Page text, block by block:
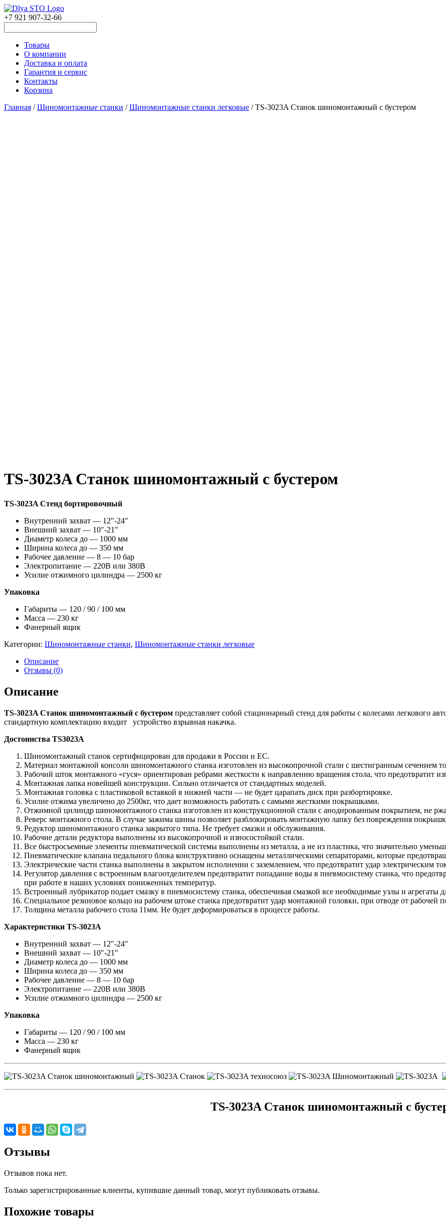
+7 921 907-32-66
Товары
О компании
Доставка и оплата
Гарантия и сервис
Контакты
Корзина
Главная /Шиномонтажные станки /Шиномонтажные станки легковые / TS-3023A Станок шиномонтажный с бустером
TS-3023A Станок шиномонтажный с бустером
TS-3023A Стенд бортировочный
Внутренний захват — 12″-24″
Внешний захват — 10″-21″
Диаметр колеса до — 1000 мм
Ширина колеса до — 350 мм
Рабочее давление — 8 — 10 бар
Электропитание — 220В или 380В
Усилие отжимного цилиндра — 2500 кг
Упаковка
Габариты — 120 / 90 / 100 мм
Масса — 230 кг
Фанерный ящик
Категории: Шиномонтажные станки, Шиномонтажные станки легковые
Описание
Отзывы (0)
Описание
TS-3023A Станок шиномонтажный с бустером представляет собой стационарный стенд для работы с колесами легкового
стандартную комплектацию входит устройство взрывная накачка.
Достоинства TS3023A
Шиномонтажный станок сертифицирован для продажи в России и ЕС.
Материал монтажной консоли шиномонтажного станка изготовлен из высокопрочной стали с шестигранным сечением
Рабочий шток монтажного «гуся» ориентирован ребрами жесткости к направлению вращения стола, что предотвратит
Монтажная лапка новейшей конструкции. Сильно отличается от стандартных моделей.
Монтажная головка с пластиковой вставкой в нижней части — не будет царапать диск при разбортировке.
Усилие отжима увеличено до 2500кг, что дает возможность работать с самыми жесткими покрышками.
Отжимной цилиндр шиномонтажного станка изготовлен из конструкционной стали с анодированным покрытием, не
Реверс монтажного стола. В случае зажима шины позволяет разблокировать монтажную лапку без повреждения
Редуктор шиномонтажного станка закрытого типа. Не требует смазки и обслуживания.
Рабочие детали редуктора выполнены из высокопрочной и износостойкой стали.
Все быстросъемные элементы пневматической системы выполнены из металла, а не из пластика, что значительно
Пневматические клапана педального блока конструктивно оснащены металлическими сепараторами, которые
Электрические части станка выполнены в закрытом исполнении с заземлением, что предотвратит удар электрическим
Регулятор давления с встроенным влагоотделителем предотвратит попадание воды в пневмосистему станка, что
при работе в наших условиях пониженных температур.
Встроенный лубрикатор подает смазку в пневмосистему станка, обеспечивая смазкой все необходимые узлы и агрегаты
Специальное резиновое кольцо на рабочем штоке станка предотвратит удар монтажной головки, при отводе от рабочей
Толщина металла рабочего стола 11мм. Не будет деформироваться в процессе работы.
Характеристики TS-3023A
Внутренний захват — 12″-24″
Внешний захват — 10″-21″
Диаметр колеса до — 1000 мм
Ширина колеса до — 350 мм
Рабочее давление — 8 — 10 бар
Электропитание — 220В или 380В
Усилие отжимного цилиндра — 2500 кг
Упаковка
Габариты — 120 / 90 / 100 мм
Масса — 230 кг
Фанерный ящик
TS-3023A Станок шиномонтажный с
Отзывы
Отзывов пока нет.
Только зарегистрированные клиенты, купившие данный товар, могут публиковать отзывы.
Похожие товары